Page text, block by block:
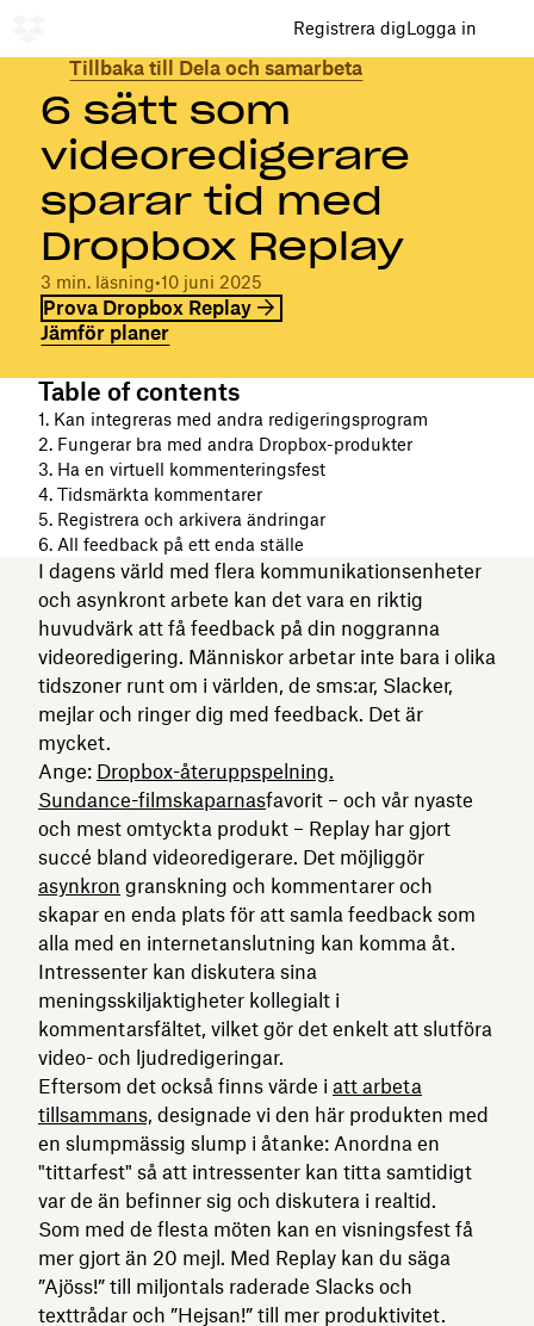
Registrera digLogga in
Tillbaka till Dela och samarbeta
6 sätt som
videoredigerare
sparar tid med
Dropbox Replay
3 min. läsning•10 juni 2025
Prova Dropbox Replay
Jämför planer
Table of contents
1. Kan integreras med andra redigeringsprogram
2. Fungerar bra med andra Dropbox-produkter
3. Ha en virtuell kommenteringsfest
4. Tidsmärkta kommentarer
5. Registrera och arkivera ändringar
6. All feedback på ett enda ställe
I dagens värld med flera kommunikationsenheter
och asynkront arbete kan det vara en riktig
huvudvärk att få feedback på din noggranna
videoredigering. Människor arbetar inte bara i olika
tidszoner runt om i världen, de sms:ar, Slacker,
mejlar och ringer dig med feedback. Det är
mycket.
Ange: Dropbox-återuppspelning.
Sundance-filmskaparnasfavorit – och vår nyaste
och mest omtyckta produkt – Replay har gjort
succé bland videoredigerare. Det möjliggör
asynkron granskning och kommentarer och
skapar en enda plats för att samla feedback som
alla med en internetanslutning kan komma åt.
Intressenter kan diskutera sina
meningsskiljaktigheter kollegialt i
kommentarsfältet, vilket gör det enkelt att slutföra
video- och ljudredigeringar.
Eftersom det också finns värde i att arbeta
tillsammans, designade vi den här produkten med
en slumpmässig slump i åtanke: Anordna en
"tittarfest" så att intressenter kan titta samtidigt
var de än befinner sig och diskutera i realtid.
Som med de flesta möten kan en visningsfest få
mer gjort än 20 mejl. Med Replay kan du säga
”Ajöss!” till miljontals raderade Slacks och
texttrådar och ”Hejsan!” till mer produktivitet.